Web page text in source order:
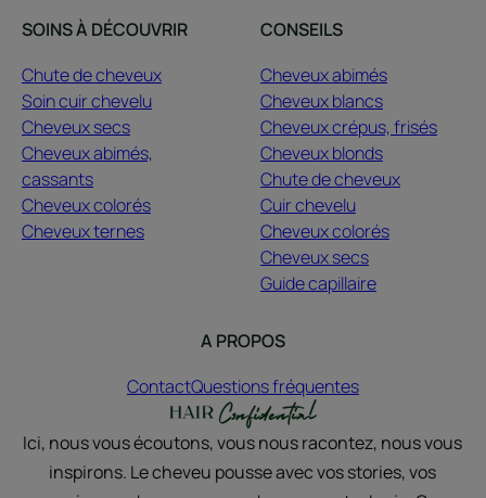
SOINS À DÉCOUVRIR
Chute de cheveux
Soin cuir chevelu
Cheveux secs
Cheveux abimés,
cassants
Cheveux colorés
Cheveux ternes
CONSEILS
Cheveux abimés
Cheveux blancs
Cheveux crépus, frisés
Cheveux blonds
Chute de cheveux
Cuir chevelu
Cheveux colorés
Cheveux secs
Guide capillaire
A PROPOS
ContactQuestions fréquentes
Ici, nous vous écoutons, vous nous racontez, nous vous
inspirons. Le cheveu pousse avec vos stories, vos